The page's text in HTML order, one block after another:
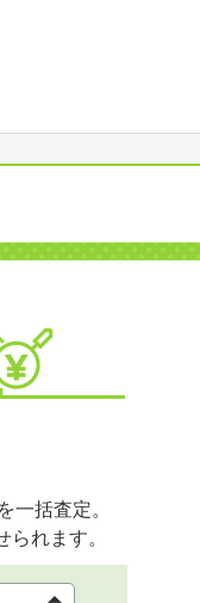
一括査定。
れます。